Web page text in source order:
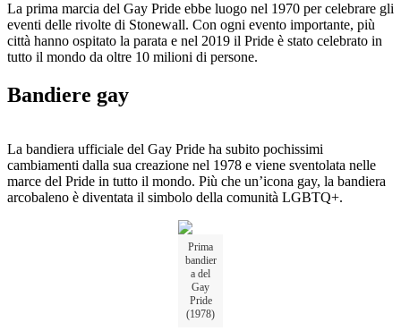
La prima marcia del Gay Pride ebbe luogo nel 1970 per celebrare gli
eventi delle rivolte di Stonewall. Con ogni evento importante, più
città hanno ospitato la parata e nel 2019 il Pride è stato celebrato in
tutto il mondo da oltre 10 milioni di persone.
Bandiere gay
La bandiera ufficiale del Gay Pride ha subito pochissimi
cambiamenti dalla sua creazione nel 1978 e viene sventolata nelle
marce del Pride in tutto il mondo. Più che un’icona gay, la bandiera
arcobaleno è diventata il simbolo della comunità LGBTQ+.
Prima
bandier
a del
Gay
Pride
(1978)